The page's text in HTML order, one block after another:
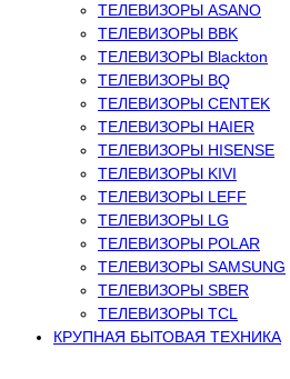
ТЕЛЕВИЗОРЫ ASANO
ТЕЛЕВИЗОРЫ BBK
ТЕЛЕВИЗОРЫ Blackton
ТЕЛЕВИЗОРЫ BQ
ТЕЛЕВИЗОРЫ CENTEK
ТЕЛЕВИЗОРЫ HAIER
ТЕЛЕВИЗОРЫ HISENSE
ТЕЛЕВИЗОРЫ KIVI
ТЕЛЕВИЗОРЫ LEFF
ТЕЛЕВИЗОРЫ LG
ТЕЛЕВИЗОРЫ POLAR
ТЕЛЕВИЗОРЫ SAMSUNG
ТЕЛЕВИЗОРЫ SBER
ТЕЛЕВИЗОРЫ TCL
КРУПНАЯ БЫТОВАЯ ТЕХНИКА